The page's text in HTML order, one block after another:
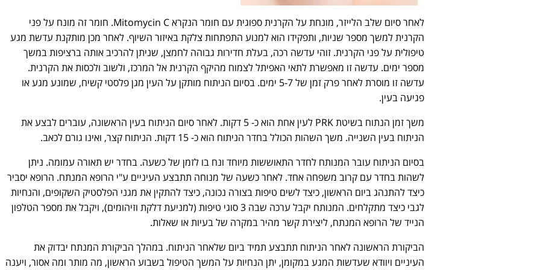
לאחר סיום שלב הלייזר, מונחת על הקרנית ספוגית עם חומר הנקרא Mitomycin C. חומר זה מונח על פני
הקרנית למשך מספר שניות, ותפקידו הוא למנוע התפתחות צלקת באיזור השיוף. לאחר מכן מותקנת עדשת מגע
טיפולית על פני הקרנית. זוהי עדשה רכה, בעלת חדירות גבוהה לחמצן, שניתן להרכיב אותה ברציפות במשך
מספר ימים. עדשה זו מאפשרת לתאי האפיתל לצמוח מהיקף הקרנית אל המרכז, ולשוב ולכסות את הקרנית.
עדשה זו מוסרת לאחר פרק זמן של 5-7 ימים. בסיום הניתוח מותקן על העין מגן פלסטי קשיח, שמונע מגע או
פגיעה בעין.
משך זמן הנתוח בשיטת PRK לעין אחת הוא כ- 5 דקות. לאחר סיום הניתוח בעין הראשונה, עוברים לבצע את
הניתוח בעין השנייה. משך השהות הכולל בחדר הניתוח הוא כ- 15 דקות. הניתוח קצר, ואינו גורם לכאב.
בסיום הניתוח עובר המנותח לחדר התאוששות מיוחד ונח בו לזמן של כשעה. בחדר יש תאורה עמומה. ניתן
לשהות בחדר עם קרוב משפחה אחד. לאחר כשעה של מנוחה תתבצע העיניים ע"י הרופא המנתח. הרופא יסביר
כיצד להתנהג ביום הראשון, כיצד לשים טיפות בצורה נכונה, כיצד להתקין את מגני הפלסטיק השקופים, והנחיות
לגבי כיצד מתקלחים. המנותח יקבל ערכה שבה 3 סוגי טיפות (למניעת דלקת וזיהומים), ויקבל את מספר הטלפון
הנייד של הרופא המנתח, ליצירת קשר מהיר במקרה של בעיות או שאלות.
הביקורת הראשונה לאחר הניתוח תתבצע תמיד ביום שלאחר הניתוח. במהלך הביקורת המנתח יבדוק את
העיניים ויוודא שעדשות המגע במקומן, יתן הנחיות על המשך הטיפול בשבוע הראשון, מה מותר ומה אסור, ויענה